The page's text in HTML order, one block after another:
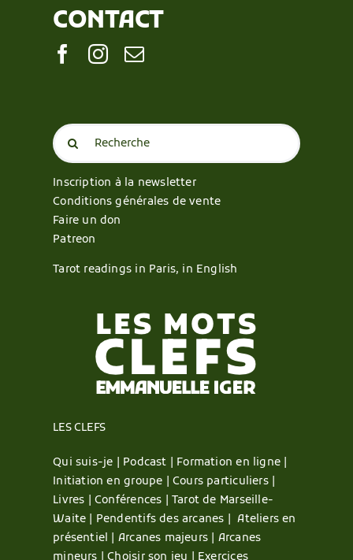
CONTACT
Search
for:
Inscription à la newsletter
Conditions générales de vente
Faire un don
Patreon
Tarot readings in Paris, in English
LES CLEFS
Qui suis-je | Podcast | Formation en ligne |
Initiation en groupe |Cours particuliers |
Livres |Conférences |Tarot de Marseille-
Waite | Pendentifs des arcanes |Ateliers en
présentiel | Arcanes majeurs | Arcanes